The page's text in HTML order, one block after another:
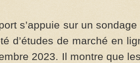
s’appuie sur un
d’études de marché en
2023. Il montre que